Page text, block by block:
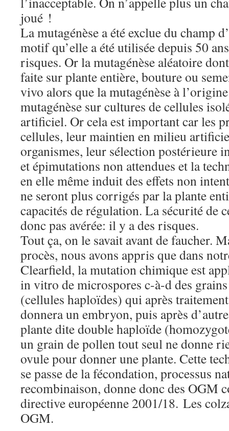
joué !
La mutagénèse a été exclue du champ
motif qu’elle a été utilisée depuis 50
risques. Or la mutagénèse aléatoire
faite sur plante entière, bouture ou
vivo alors que la mutagénèse à
mutagénèse sur cultures de cellules
artificiel. Or cela est important car les
cellules, leur maintien en milieu
organismes, leur sélection postérieure
et épimutations non attendues et la
en elle même induit des effets non
ne seront plus corrigés par la plante
capacités de régulation. La sécurité de
donc pas avérée: il y a des risques.
Tout ça, on le savait avant de faucher.
procès, nous avons appris que dans
Clearfield, la mutation chimique est
in vitro de microspores c-à-d des
(cellules haploïdes) qui après
donnera un embryon, puis après
plante dite double haploïde
un grain de pollen tout seul ne donne
ovule pour donner une plante. Cette
se passe de la fécondation, processus
recombinaison, donne donc des OGM
directive européenne 2001/18. Les
OGM.